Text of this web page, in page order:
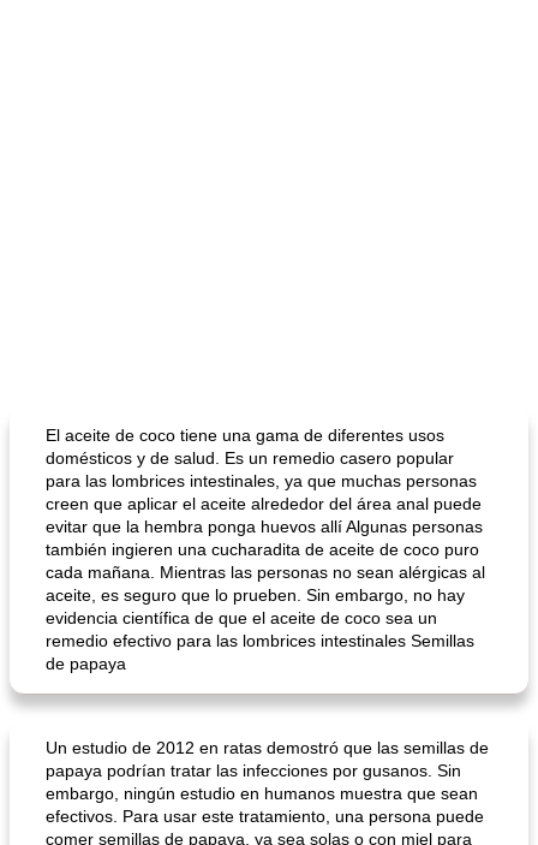
El aceite de coco tiene una gama de diferentes usos
domésticos y de salud. Es un remedio casero popular
para las lombrices intestinales, ya que muchas personas
creen que aplicar el aceite alrededor del área anal puede
evitar que la hembra ponga huevos allí Algunas personas
también ingieren una cucharadita de aceite de coco puro
cada mañana. Mientras las personas no sean alérgicas al
aceite, es seguro que lo prueben. Sin embargo, no hay
evidencia científica de que el aceite de coco sea un
remedio efectivo para las lombrices intestinales Semillas
de papaya
Un estudio de 2012 en ratas demostró que las semillas de
papaya podrían tratar las infecciones por gusanos. Sin
embargo, ningún estudio en humanos muestra que sean
efectivos. Para usar este tratamiento, una persona puede
comer semillas de papaya, ya sea solas o con miel para